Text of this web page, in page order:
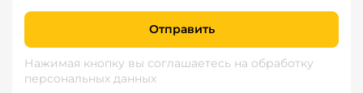
Отправить
Нажимая кнопку вы соглашаетесь на обработку
персональных данных